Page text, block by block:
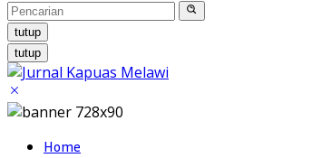
tutup
tutup
Home